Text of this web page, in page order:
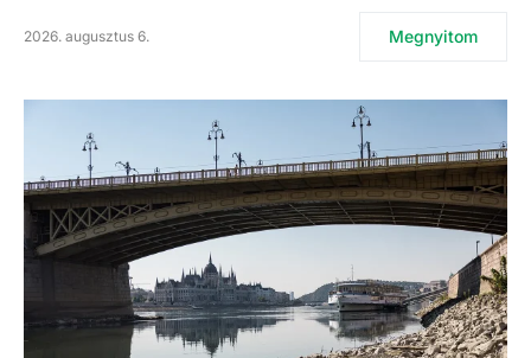
2026. augusztus 6. Megnyitom